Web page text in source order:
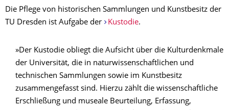
Die Pflege von historischen Sammlungen und Kunstbesitz der
TU Dresden ist Aufgabe der
Kustodie.
»Der Kustodie obliegt die Aufsicht über die Kulturdenkmale
der Universität, die in naturwissenschaftlichen und
technischen Sammlungen sowie im Kunstbesitz
zusammengefasst sind. Hierzu zählt die wissenschaftliche
Erschließung und museale Beurteilung, Erfassung,